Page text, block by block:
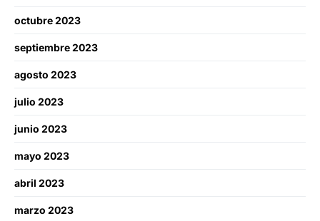
octubre 2023
septiembre 2023
agosto 2023
julio 2023
junio 2023
mayo 2023
abril 2023
marzo 2023